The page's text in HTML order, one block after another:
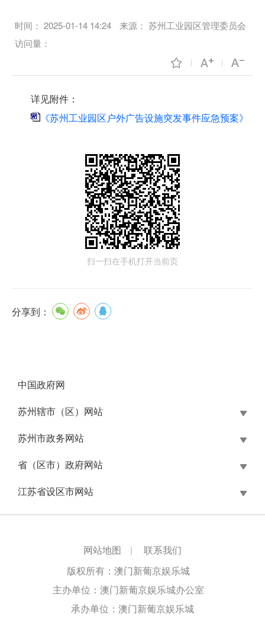
时间： 2025-01-14 14:24 来源： 苏州工业园区管理委员会
访问量：
详见附件：
《苏州工业园区户外广告设施突发事件应急预案》
扫一扫在手机打开当前页
分享到：
中国政府网
苏州辖市（区）网站
苏州市政务网站
省（区市）政府网站
江苏省设区市网站
网站地图 |
联系我们
版权所有：澳门新葡京娱乐城
主办单位：澳门新葡京娱乐城办公室
承办单位：澳门新葡京娱乐城